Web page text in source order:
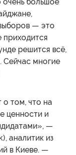
— это
приходится
решится всё,
Сейчас многие
о том, что на
ценности и
—
аналитик из
в Киеве. —